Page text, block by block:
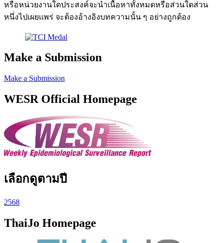
หรือหน่วยงานใดประสงค์จะนำเนื้อหาทั้งหมดหรือส่วนใดส่วน
หนึ่งไปเผยแพร่ จะต้องอ้างอิงบทความนั้น ๆ อย่างถูกต้อง
Make a Submission
Make a Submission
WESR Official Homepage
เลือกดูตามปี
2568
ThaiJo Homepage